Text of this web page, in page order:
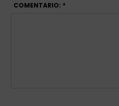
COMENTARIO: *